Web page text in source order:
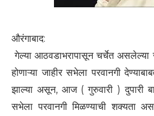
औरंगाबाद:
गेल्या आठवडाभरापासून चर्चेत असलेल्या
होणाऱ्या जाहीर सभेला परवानगी
झाल्या असून, आज ( गुरुवारी ) दुपारी
सभेला परवानगी मिळण्याची